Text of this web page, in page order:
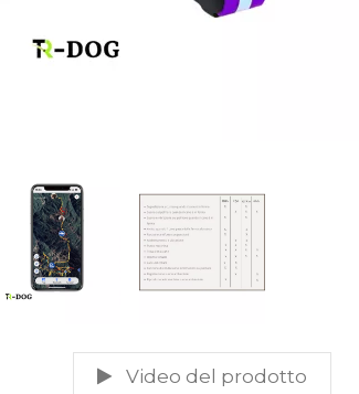
Video del prodotto